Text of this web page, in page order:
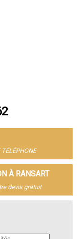
TÉLÉPHONE
À RANSART
devis gratuit